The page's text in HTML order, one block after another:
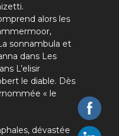
alors les
sonnambula et
dans Les
L’elisir
le diable. Dès
« le
dévastée